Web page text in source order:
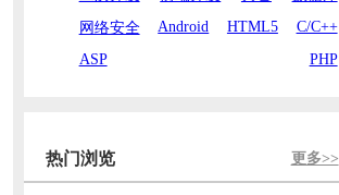
网络安全
Android HTML5
C/C++
ASP
PHP
热门浏览 更多>>